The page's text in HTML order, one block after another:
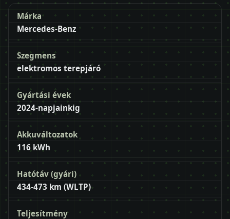
Márka
Mercedes-Benz
Szegmens
elektromos terepjáró
Gyártási évek
2024-napjainkig
Akkuváltozatok
116 kWh
Hatótáv (gyári)
434-473 km (WLTP)
Teljesítmény